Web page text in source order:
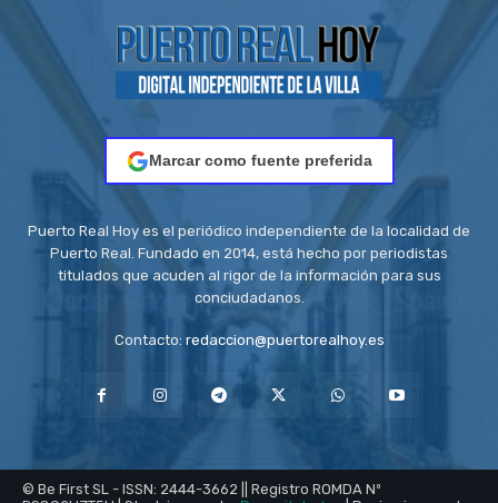
Marcar como fuente preferida
Puerto Real Hoy es el periódico independiente de la localidad de
Puerto Real. Fundado en 2014, está hecho por periodistas
titulados que acuden al rigor de la información para sus
conciudadanos.
Contacto: redaccion@puertorealhoy.es
© Be First SL - ISSN: 2444-3662 || Registro ROMDA Nº